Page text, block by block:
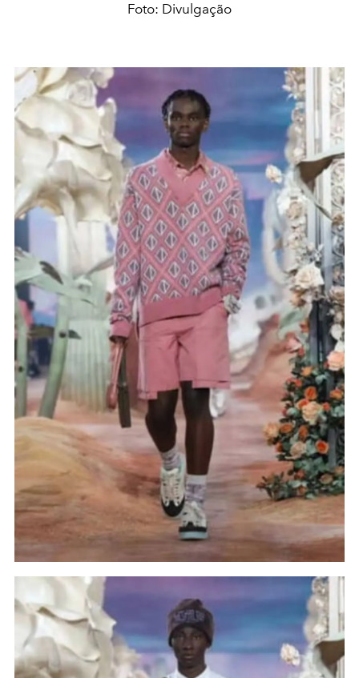
Foto: Divulgação